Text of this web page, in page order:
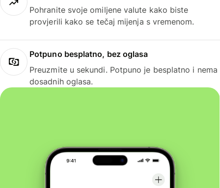
Pohranite svoje omiljene valute kako biste
provjerili kako se tečaj mijenja s vremenom.
Potpuno besplatno, bez oglasa
Preuzmite u sekundi. Potpuno je besplatno i nema
dosadnih oglasa.